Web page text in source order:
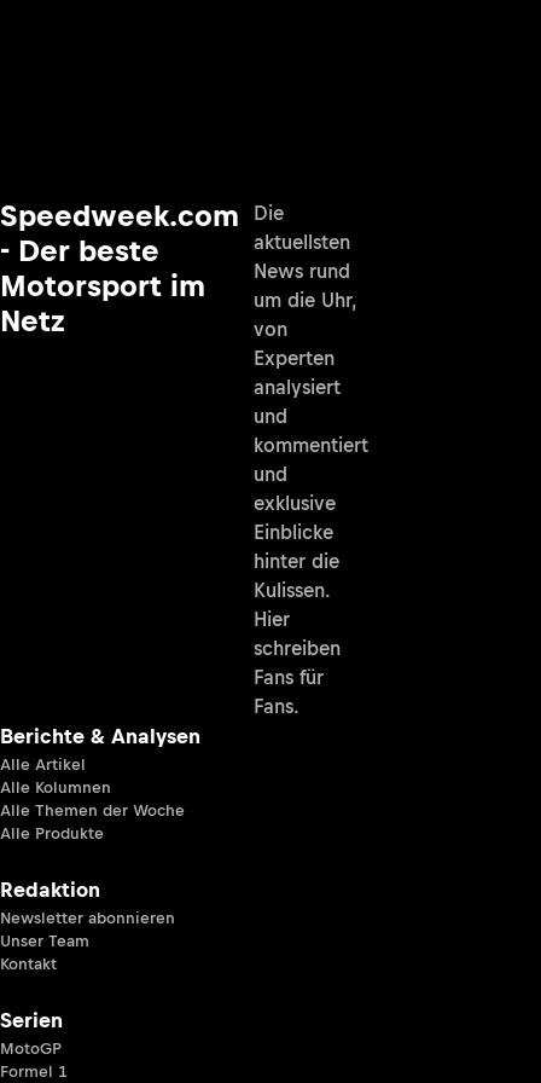
Speedweek.com
- Der beste
Motorsport im
Netz
Die
aktuellsten
News rund
um die Uhr,
von
Experten
analysiert
und
kommentiert
und
exklusive
Einblicke
hinter die
Kulissen.
Hier
schreiben
Fans für
Fans.
Berichte & Analysen
Alle Artikel
Alle Kolumnen
Alle Themen der Woche
Alle Produkte
Redaktion
Newsletter abonnieren
Unser Team
Kontakt
Serien
MotoGP
Formel 1